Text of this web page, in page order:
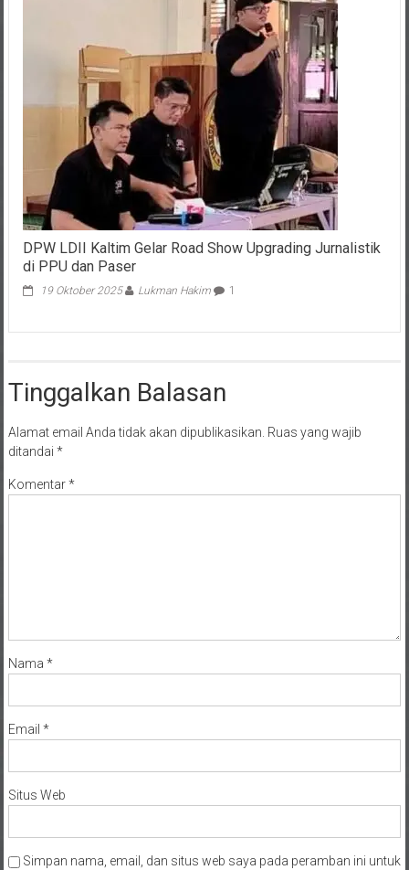
DPW LDII Kaltim Gelar Road Show Upgrading Jurnalistik
di PPU dan Paser
19 Oktober 2025 Lukman Hakim 1
Tinggalkan Balasan
Alamat email Anda tidak akan dipublikasikan. Ruas yang wajib
ditandai *
Komentar*
Nama *
Email *
Situs Web
Simpan nama, email, dan situs web saya pada peramban ini untuk